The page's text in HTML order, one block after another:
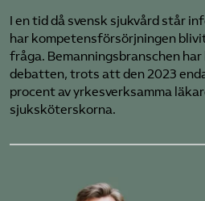
I en tid då svensk sjukvård står
har kompetensförsörjningen
fråga. Bemanningsbranschen
debatten, trots att den 2023
procent av yrkesverksamma
sjuksköterskorna.